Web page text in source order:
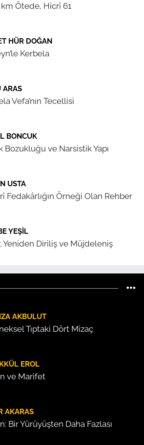
Ötede, Hicrî 61
HÜR DOĞAN
Kerbela
ARAS
Vefa’nın Tecellisi
BONCUK
Bozukluğu ve Narsistik Yapı
USTA
Fedakârlığın Örneği Olan Rehber
YEŞIL
Yeniden Diriliş ve Müjdeleniş
AKBULUT
Tıptaki Dört Mizaç
EROL
ve Marifet
AKARAS
Bir Yürüyüşten Daha Fazlası